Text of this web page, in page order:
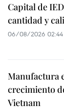
Capital de
cantidad y
06/08/2026 02:44
Manufactura
crecimiento
Vietnam